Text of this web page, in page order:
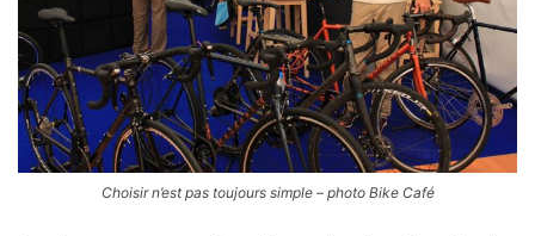
Choisir n’est pas toujours simple – photo Bike Café